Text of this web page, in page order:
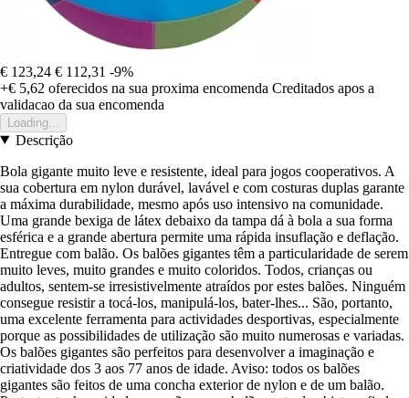
€ 123,24 € 112,31 -9%
+€ 5,62 oferecidos na sua proxima encomenda Creditados apos a
validacao da sua encomenda
Loading...
Descrição
Bola gigante muito leve e resistente, ideal para jogos cooperativos. A
sua cobertura em nylon durável, lavável e com costuras duplas garante
a máxima durabilidade, mesmo após uso intensivo na comunidade.
Uma grande bexiga de látex debaixo da tampa dá à bola a sua forma
esférica e a grande abertura permite uma rápida insuflação e deflação.
Entregue com balão. Os balões gigantes têm a particularidade de serem
muito leves, muito grandes e muito coloridos. Todos, crianças ou
adultos, sentem-se irresistivelmente atraídos por estes balões. Ninguém
consegue resistir a tocá-los, manipulá-los, bater-lhes... São, portanto,
uma excelente ferramenta para actividades desportivas, especialmente
porque as possibilidades de utilização são muito numerosas e variadas.
Os balões gigantes são perfeitos para desenvolver a imaginação e
criatividade dos 3 aos 77 anos de idade. Aviso: todos os balões
gigantes são feitos de uma concha exterior de nylon e de um balão.